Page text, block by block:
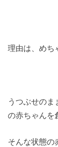
理由は、めち
うつぶせの
の赤ちゃんを
そんな状態の